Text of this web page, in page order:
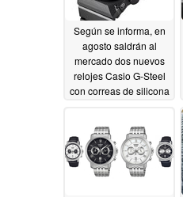
Según se informa, en
agosto saldrán al
mercado dos nuevos
relojes Casio G-Steel
con correas de silicona